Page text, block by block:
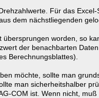
Für das Excel-
dem nächstliegenden
worden, so
der benachbarten
Berechnungsblattes).
möchte, sollte man
man sicherheitshalber
COM ist. Wenn nicht, muß